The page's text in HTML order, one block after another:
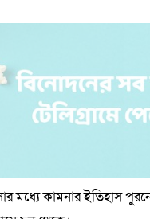
মধ্যে কামনার ইতিহাস